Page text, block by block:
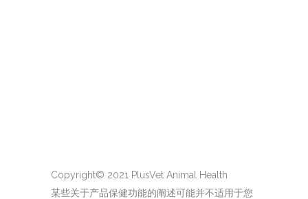
Copyright© 2021 PlusVet Animal Health
某些关于产品保健功能的阐述可能并不适用于您